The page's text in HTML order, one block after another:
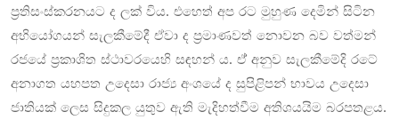
ප්‍රතිසංස්කරනයට ද ලක් විය. එහෙත් අප රට මුහුණ දෙමින් සිටින
අභියෝගයන් සැලකීමේදී ඒවා ද ප්‍රමාණවත් නොවන බව වත්මන්
රජයේ ප්‍රකාශිත ස්ථාවරයෙහි සඳහන් ය. ඒ් අනුව සැලකීමේදි ‍රටේ
අනාගත යහපත උදෙසා ‍රාජ්‍ය අංශයේ ද සුපිළිපන් භාවය උදෙසා
ජාතියක් ලෙස සිදුකල යුතුව ඇති මැදිහත්වීම අතිශයයිම බරපතළය.